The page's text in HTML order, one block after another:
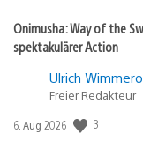
Onimusha: Way of the
spektakulärer Action
Ulrich
Freier Redakteur
Veröffentlichungsdatum:
6. Aug 2026 3